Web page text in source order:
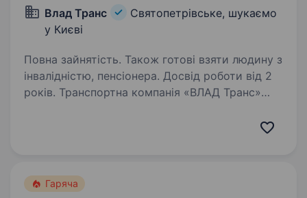
Влад Транс
Святопетрівське, шукаємо
у Києві
Повна зайнятість. Також готові взяти людину з
інвалідністю, пенсіонера. Досвід роботи від 2
років. Транспортна компанія «ВЛАД Транс»
та категорії «С» з досвідом роботи. Компанія
вантажопідйомностю…
Гаряча